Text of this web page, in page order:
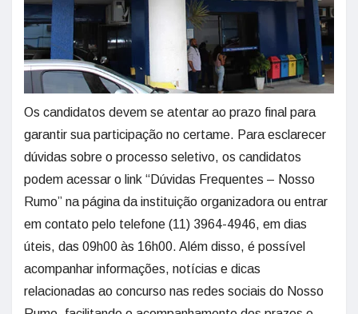
Os candidatos devem se atentar ao prazo final para
garantir sua participação no certame. Para esclarecer
dúvidas sobre o processo seletivo, os candidatos
podem acessar o link “Dúvidas Frequentes – Nosso
Rumo” na página da instituição organizadora ou entrar
em contato pelo telefone (11) 3964-4946, em dias
úteis, das 09h00 às 16h00. Além disso, é possível
acompanhar informações, notícias e dicas
relacionadas ao concurso nas redes sociais do Nosso